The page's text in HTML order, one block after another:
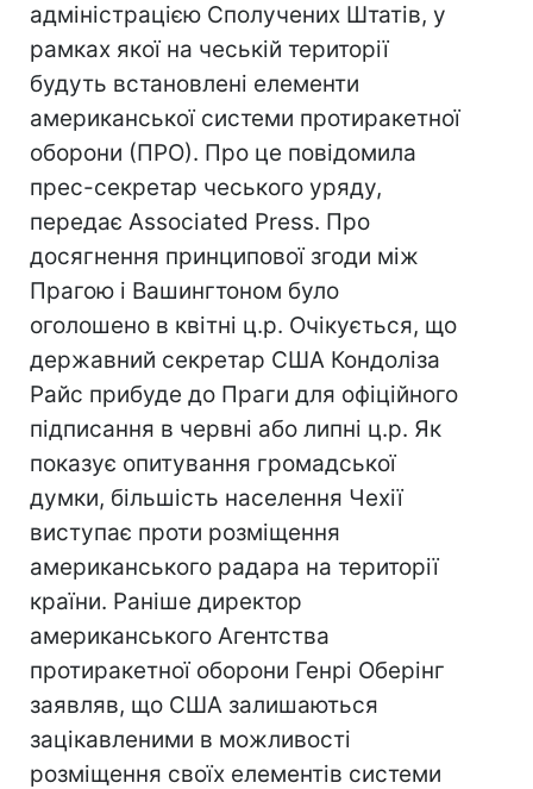
адміністрацією Сполучених Штатів, у
рамках якої на чеській території
будуть встановлені елементи
американської системи протиракетної
оборони (ПРО). Про це повідомила
прес-секретар чеського уряду,
передає Associated Press. Про
досягнення принципової згоди між
Прагою і Вашингтоном було
оголошено в квітні ц.р. Очікується, що
державний секретар США Кондоліза
Райс прибуде до Праги для офіційного
підписання в червні або липні ц.р. Як
показує опитування громадської
думки, більшість населення Чехії
виступає проти розміщення
американського радара на території
країни. Раніше директор
американського Агентства
протиракетної оборони Генрі Оберінг
заявляв, що США залишаються
зацікавленими в можливості
розміщення своїх елементів системи